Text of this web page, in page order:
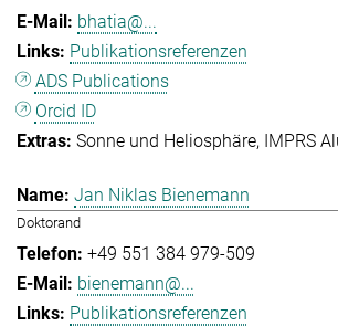
bhatia@...
Publikationsreferenzen
ADS Publications
Orcid ID
Sonne und Heliosphäre IMPRS
Jan Niklas Bienemann
Doktorand
+49 551 384 979-509
bienemann@...
Publikationsreferenzen